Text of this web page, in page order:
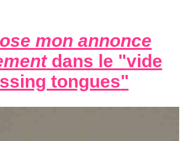
mon annonce
dans le "vide
tongues"